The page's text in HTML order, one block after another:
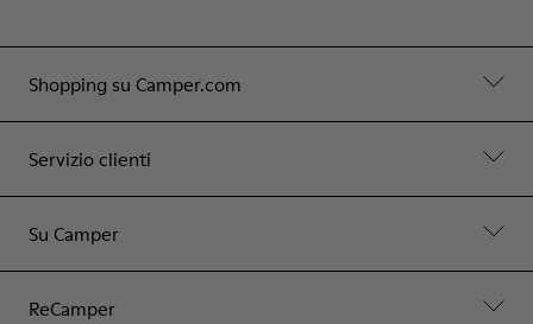
Shopping su Camper.com
Servizio clienti
Su Camper
ReCamper